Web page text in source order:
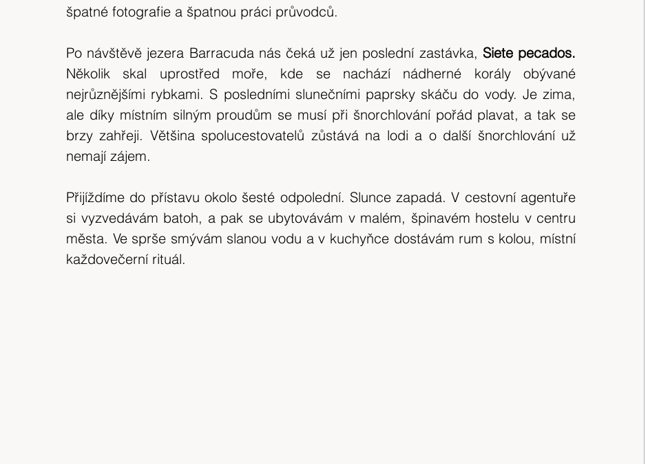
špatné fotografie a špatnou práci průvodců.
Po návštěvě jezera Barracuda nás čeká už jen poslední zastávka,
Několik skal uprostřed moře, kde se nachází nádherné korály obývané
nejrůznějšími rybkami. S posledními slunečními paprsky skáču do vody. Je zima,
ale díky místním silným proudům se musí při šnorchlování pořád plavat, a tak se
brzy zahřeji. Většina spolucestovatelů zůstává na lodi a o další šnorchlování už
nemají zájem.
Přijíždíme do přístavu okolo šesté odpolední. Slunce zapadá. V cestovní agentuře
si vyzvedávám batoh, a pak se ubytovávám v malém, špinavém hostelu v centru
města. Ve sprše smývám slanou vodu a v kuchyňce dostávám rum s kolou, místní
každovečerní rituál.